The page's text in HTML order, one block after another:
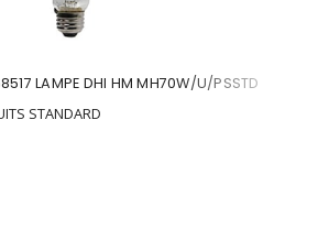
LAMPE DHI HM MH70W/U/PSSTD
STANDARD